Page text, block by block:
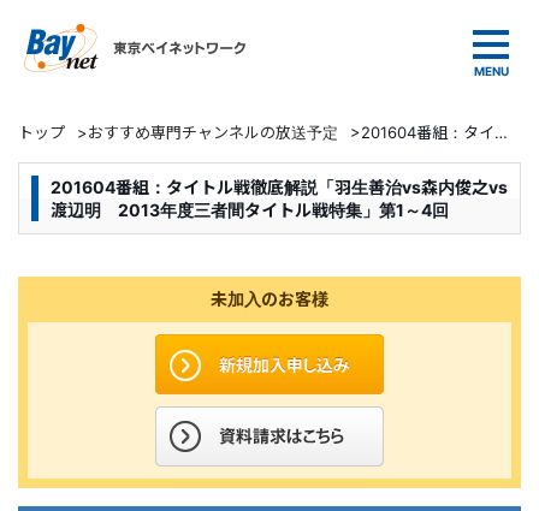
トップ >おすすめ専門チャンネルの放送予定 >201604番組：タイトル戦徹底解説「羽生善治vs森内俊之vs渡辺明 2013年度三者間タイトル戦特集」第1～4回
201604番組：タイトル戦徹底解説「羽生善治vs森内俊之vs
渡辺明 2013年度三者間タイトル戦特集」第1～4回
未加入のお客様